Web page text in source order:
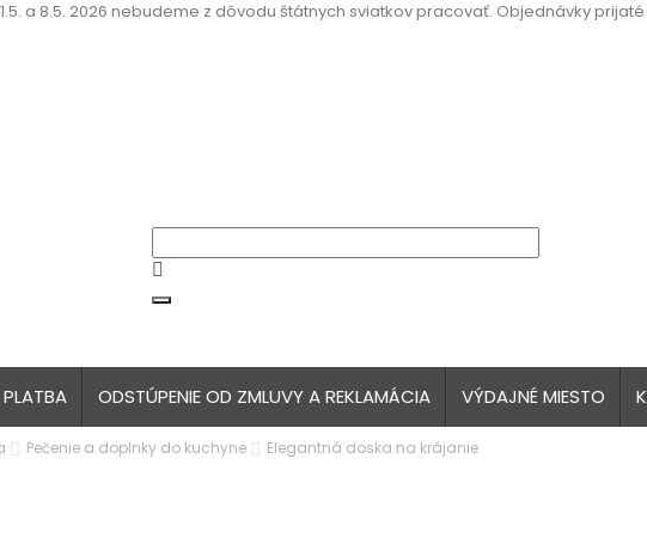
a 8.5. 2026 nebudeme z dôvodu štátnych sviatkov pracovať. Objednávky
ODSTÚPENIE OD ZMLUVY A REKLAMÁCIA VÝDAJNÉ MIESTO
Pečenie a doplnky do kuchyne Elegantná doska na krájanie